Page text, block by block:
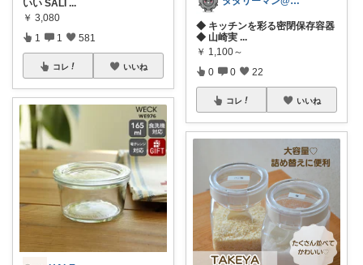
いい SALI ...
￥ 3,080
1 1 581
コレ いいね
◆ キッチンを彩る密閉保存容器
◆ 山崎実 ...
￥ 1,100～
0 0 22
コレ いいね